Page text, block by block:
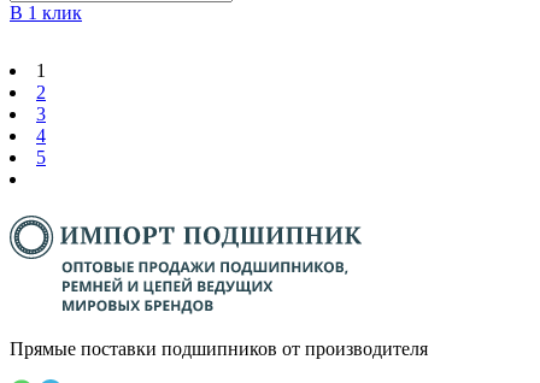
В 1 клик
1
2
3
4
5
Прямые поставки подшипников от производителя